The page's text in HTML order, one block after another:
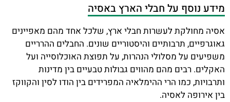
מידע נוסף על חבלי הארץ באסיה
אסיה מחולקת לעשרות חבלי ארץ, שלכל אחד מהם מאפיינים
גאוגרפיים, תרבותיים והיסטוריים שונים. החבלים ההרריים
משפיעים על מסלולי הנהרות, על תפוצת האוכלוסייה ועל
האקלים. רבים מהם מהווים גבולות טבעיים בין מדינות
ותרבויות, כמו הרי ההימלאיה המפרידים בין הודו לסין והקווקז
בין אירופה לאסיה.